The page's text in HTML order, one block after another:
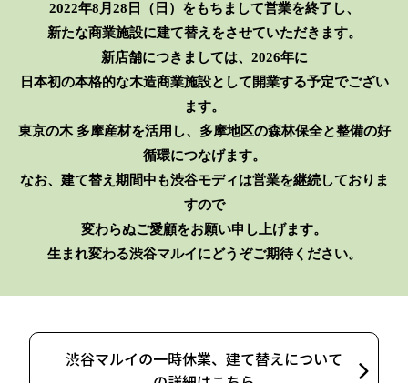
2022年8月28日（日）をもちまして営業を終了し、
新たな商業施設に建て替えをさせていただきます。
新店舗につきましては、2026年に
日本初の本格的な木造商業施設として開業する予定でござい
ます。
東京の木 多摩産材を活用し、多摩地区の森林保全と整備の好
循環につなげます。
なお、建て替え期間中も渋谷モディは営業を継続しておりま
すので
変わらぬご愛顧をお願い申し上げます。
生まれ変わる渋谷マルイにどうぞご期待ください。
渋谷マルイの一時休業、建て替えについて